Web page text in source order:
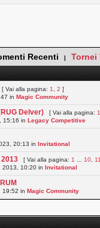
Recenti | Tornei
[ Vai alla pagina: 1 ,2 ]
inMagic Community
Delver) [ Vai alla pagina:
15:16 inLegacy Competitive
20:13 inInvitational
[ Vai alla pagina: 1 10
2013, 10:20 inInvitational
19:52 inMagic Community